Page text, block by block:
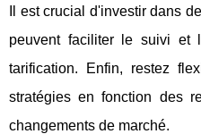
Il est crucial d'investir dans
peuvent faciliter le suivi et
tarification. Enfin, restez
stratégies en fonction des
changements de marché.